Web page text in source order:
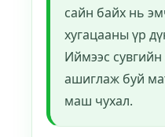
сайн байх нь
хугацааны үр
Иймээс
ашиглаж буй
маш чухал.